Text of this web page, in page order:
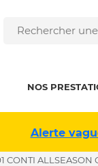
NOS
Alerte
CONTI